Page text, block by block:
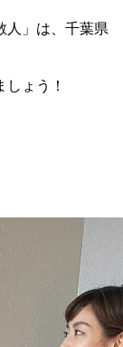
人」は、千葉県
ょう！